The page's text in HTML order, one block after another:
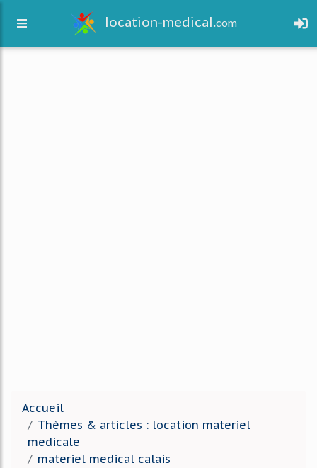
location-medical.com
Accueil
Thèmes & articles : location materiel
medicale
materiel medical calais